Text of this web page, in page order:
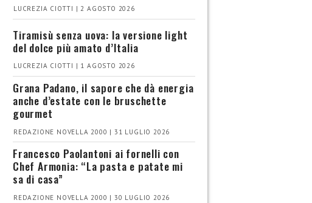
LUCREZIA CIOTTI | 2 AGOSTO 2026
Tiramisù senza uova: la versione light
del dolce più amato d’Italia
LUCREZIA CIOTTI | 1 AGOSTO 2026
Grana Padano, il sapore che dà energia
anche d’estate con le bruschette
gourmet
REDAZIONE NOVELLA 2000 | 31 LUGLIO 2026
Francesco Paolantoni ai fornelli con
Chef Armonia: “La pasta e patate mi
sa di casa”
REDAZIONE NOVELLA 2000 | 30 LUGLIO 2026